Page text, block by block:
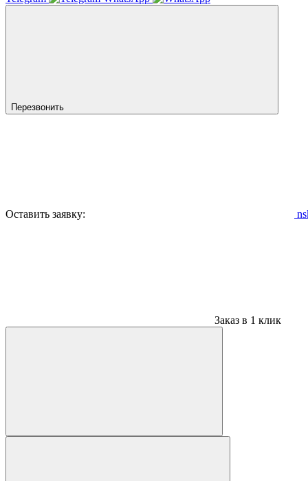
Перезвонить
Оставить заявку:
Заказ в 1 клик